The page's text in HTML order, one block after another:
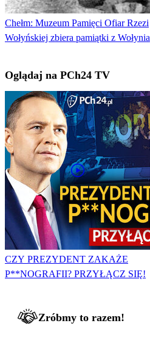
Chełm: Muzeum Pamięci Ofiar Rzezi
Wołyńskiej zbiera pamiątki z Wołynia
Oglądaj na PCh24 TV
CZY PREZYDENT ZAKAŻE
P**NOGRAFII? PRZYŁĄCZ SIĘ!
Zróbmy to razem!